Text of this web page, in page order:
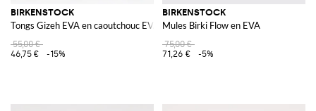
BIRKENSTOCK
Tongs Gizeh EVA en caoutchouc EVA avec bride réglable
55,00 €
46,75 €
-15%
BIRKENSTOCK
Mules Birki Flow en EVA
75,00 €
71,26 €
-5%